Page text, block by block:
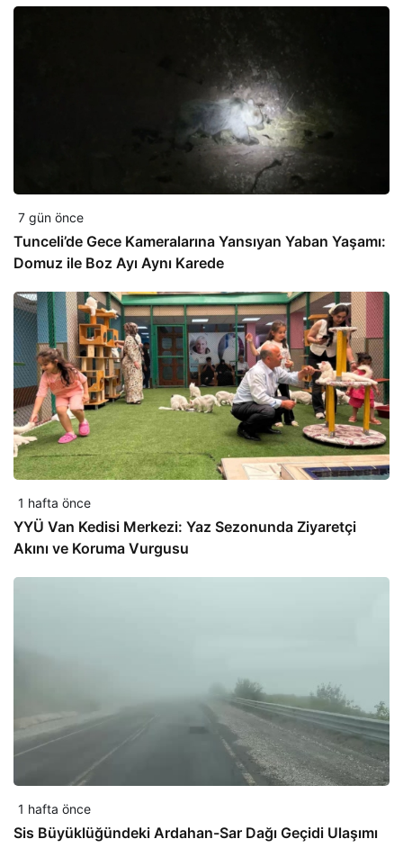
7 gün önce
Tunceli’de Gece Kameralarına Yansıyan Yaban Yaşamı:
Domuz ile Boz Ayı Aynı Karede
1 hafta önce
YYÜ Van Kedisi Merkezi: Yaz Sezonunda Ziyaretçi
Akını ve Koruma Vurgusu
1 hafta önce
Sis Büyüklüğündeki Ardahan-Sar Dağı Geçidi Ulaşımı